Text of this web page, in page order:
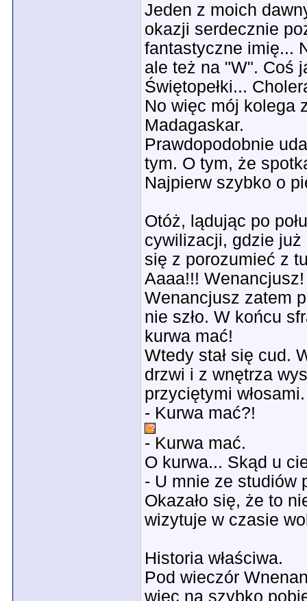
Jeden z moich
okazji serdecznie
fantastyczne imię...
ale też na "W". Coś
Świętopełki...
No więc mój kolega
Madagaskar.
Prawdopodobnie
tym. O tym, że
Najpierw szybko o
Otóż, lądując po
cywilizacji, gdzie już
się z porozumieć z
Aaaa!!! Wenancjusz!
Wenancjusz zatem
nie szło. W końcu
kurwa mać!
Wtedy stał się cud.
drzwi i z wnętrza
przyciętymi włosami.
- Kurwa mać?!
- Kurwa mać.
O kurwa... Skąd u
- U mnie ze studiów
Okazało się, że to
wizytuje w czasie
Historia właściwa.
Pod wieczór
więc na szybko